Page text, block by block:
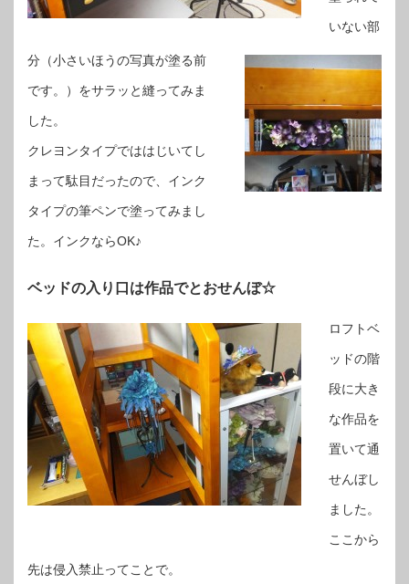
いない部
分（小さいほうの写真が塗る前
です。）をサラッと縫ってみま
した。
クレヨンタイプでははじいてし
まって駄目だったので、インク
タイプの筆ペンで塗ってみまし
た。インクならOK♪
ベッドの入り口は作品でとおせんぼ☆
ロフトベ
ッドの階
段に大き
な作品を
置いて通
せんぼし
ました。
ここから
先は侵入禁止ってことで。